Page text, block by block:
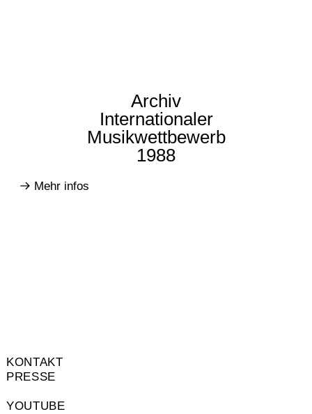
Archiv
Internationaler
Musikwettbewerb
1988
Mehr infos
KONTAKT
PRESSE
YOUTUBE